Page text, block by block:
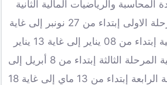
والرياضيات المالية الثانية
باك الدورة الاولى المرحلة الاولى إبتداء من 27 نونبر إلى غاية
2 دجنبر والمرحلة الثانية إبتداء من 08 يناير إلى غاية 13 يناير
2024. اما الدورة الثانية المرحلة الثالثة إبتداء من 8 أبريل إلى
غاية 13 أبريل والمرحلة الرابعة إبتداء من 13 ماي إلى غاية 18